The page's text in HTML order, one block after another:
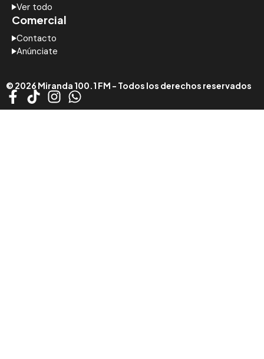
Ver todo
Comercial
Contacto
Anúnciate
© 2026 Miranda 100.1 FM - Todos los derechos reservados